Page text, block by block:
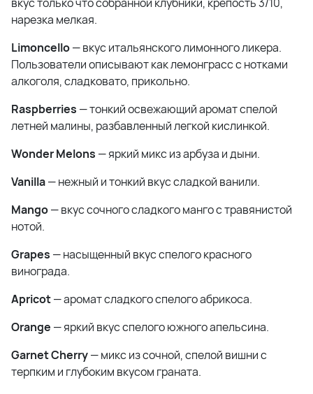
нарезка мелкая.
Limoncello— вкус итальянского лимонного ликера.
Пользователи описывают как лемонграсс с нотками
алкоголя, сладковато, прикольно.
Raspberries — тонкий освежающий аромат спелой
летней малины, разбавленный легкой кислинкой.
Wonder Melons — яркий микс из арбуза и дыни.
Vanilla— нежный и тонкий вкус сладкой ванили.
Mango— вкус сочного сладкого манго с травянистой
нотой.
Grapes — насыщенный вкус спелого красного
винограда.
Apricot— аромат сладкого спелого абрикоса.
Orange — яркий вкус спелого южного апельсина.
Garnet Cherry— микс из сочной, спелой вишни с
терпким и глубоким вкусом граната.